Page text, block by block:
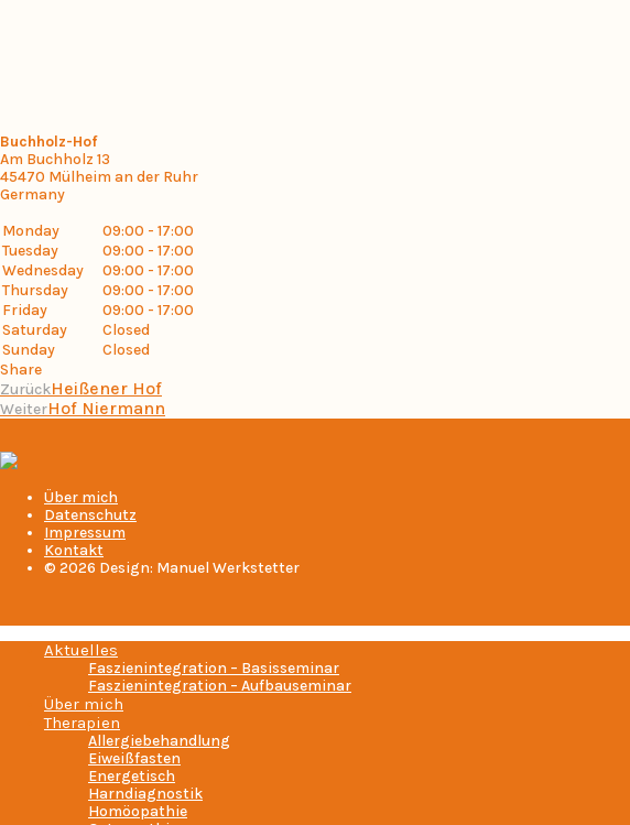
Buchholz-Hof
Am Buchholz 13
45470 Mülheim an der Ruhr
Germany
Monday
09:00 - 17:00
Tuesday
09:00 - 17:00
Wednesday
09:00 - 17:00
Thursday
09:00 - 17:00
Friday
09:00 - 17:00
Saturday
Closed
Sunday
Closed
Share
ZurückHeißener Hof
WeiterHof Niermann
Über mich
Datenschutz
Impressum
Kontakt
© 2026 Design: Manuel Werkstetter
Aktuelles
Faszienintegration – Basisseminar
Faszienintegration – Aufbauseminar
Über mich
Therapien
Allergiebehandlung
Eiweißfasten
Energetisch
Harndiagnostik
Homöopathie